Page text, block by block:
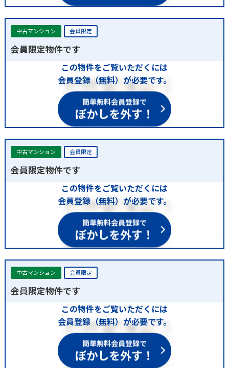
中古マンション 会員限定
会員限定物件です
この物件をご覧いただくには
会員登録（無料）が必要です。
簡単無料会員登録で
ぼかしを外す！
中古マンション 会員限定
会員限定物件です
この物件をご覧いただくには
会員登録（無料）が必要です。
簡単無料会員登録で
ぼかしを外す！
中古マンション 会員限定
会員限定物件です
この物件をご覧いただくには
会員登録（無料）が必要です。
簡単無料会員登録で
ぼかしを外す！